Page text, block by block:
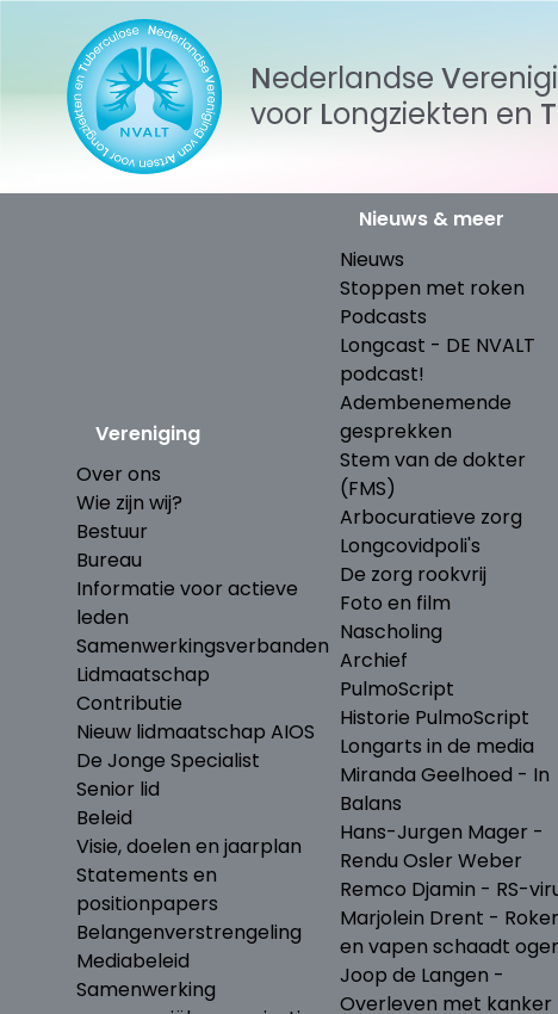
Nederlandse
voor Longziekten en
Vereniging
Over ons
Wie zijn wij?
Bestuur
Bureau
Informatie voor actieve
leden
Samenwerkingsverbanden
Lidmaatschap
Contributie
Nieuw lidmaatschap AIOS
De Jonge Specialist
Senior lid
Beleid
Visie, doelen en jaarplan
Statements en
positionpapers
Belangenverstrengeling
Mediabeleid
Samenwerking
Nieuws & meer
Nieuws
Stoppen met roken
Podcasts
Longcast - DE NVALT
podcast!
Adembenemende
gesprekken
Stem van de dokter
(FMS)
Arbocuratieve zorg
Longcovidpoli's
De zorg rookvrij
Foto en film
Nascholing
Archief
PulmoScript
Historie PulmoScript
Longarts in de media
Miranda Geelhoed - In
Balans
Hans-Jurgen Mager -
Rendu Osler Weber
Remco Djamin - RS-
Marjolein Drent -
en vapen schaadt
Joop de Langen -
Overleven met kanker